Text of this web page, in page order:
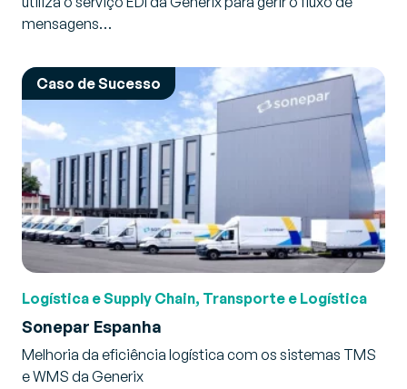
mensagens…
Caso de Sucesso
Logística e Supply Chain, Transporte e Logística
Sonepar Espanha
Melhoria da eficiência logística com os sistemas TMS
e WMS da Generix